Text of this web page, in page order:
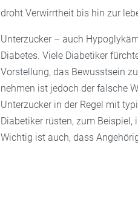
droht Verwirrtheit bis hin zur
Unterzucker – auch
Diabetes. Viele Diabetiker
Vorstellung, das Bewusstsein
nehmen ist jedoch der falsche
Unterzucker in der Regel mit
Diabetiker rüsten, zum
Wichtig ist auch, dass